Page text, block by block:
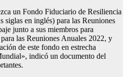
un Fondo Fiduciario de Resiliencia
siglas en inglés) para las Reuniones
junto a sus miembros para
las Reuniones Anuales 2022, y
de este fondo en estrecha
indicó un documento del